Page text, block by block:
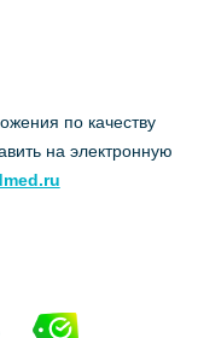
по качеству
на электронную